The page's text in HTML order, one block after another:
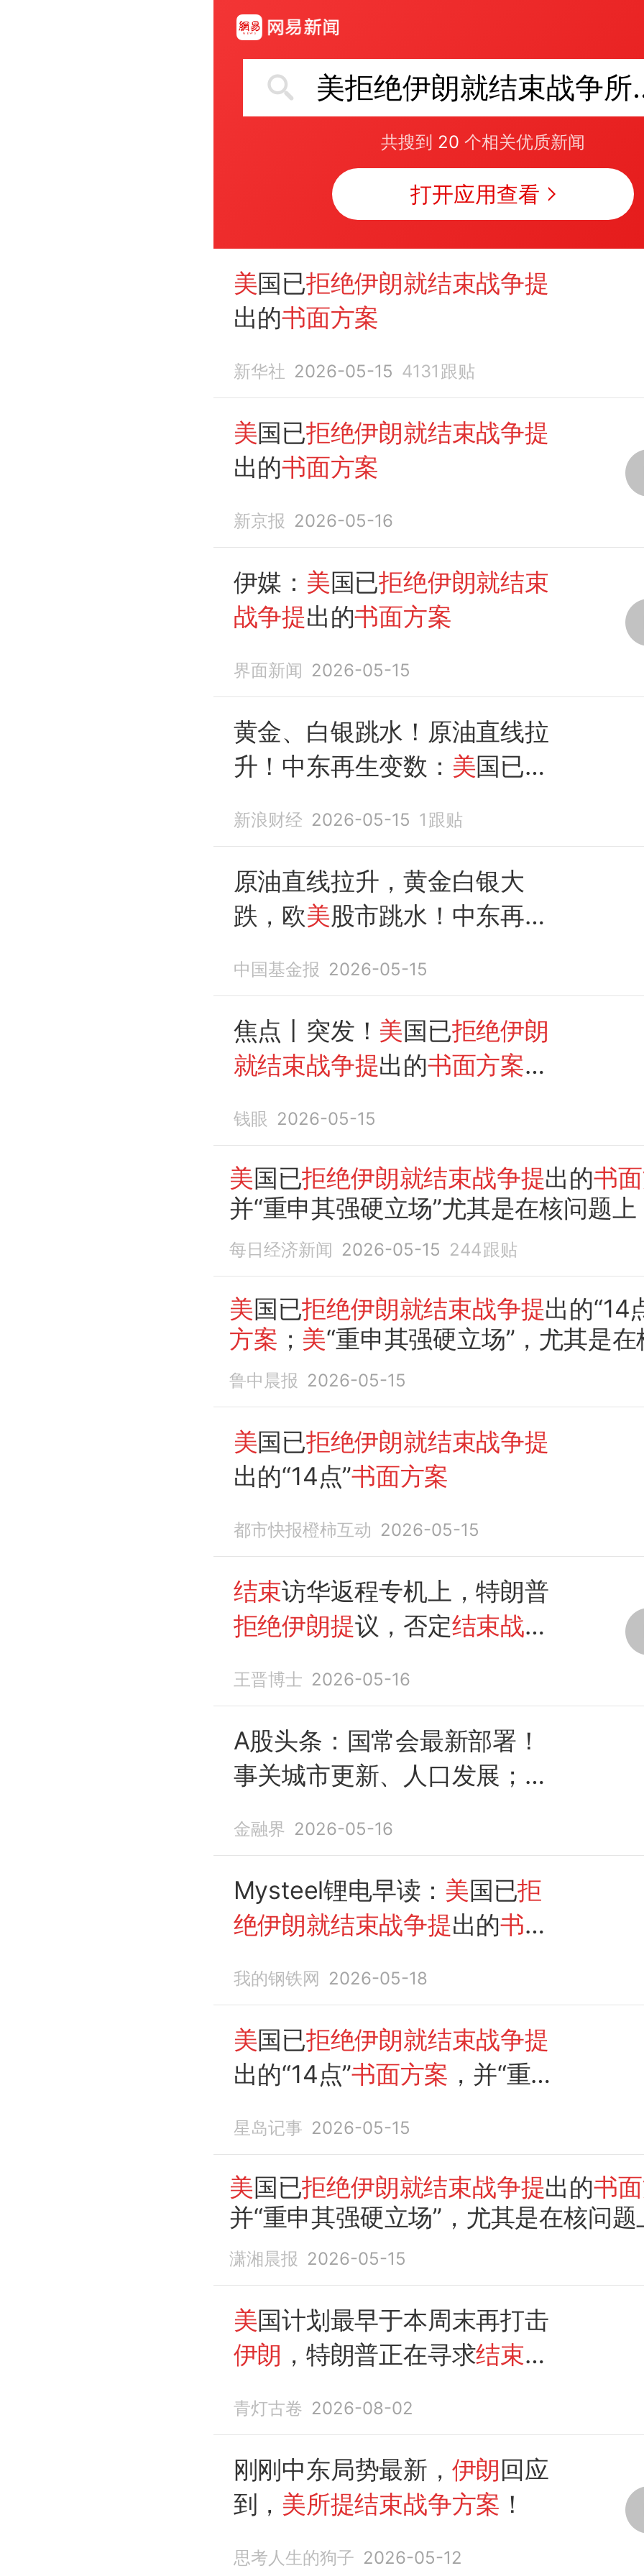
美拒绝伊
共搜到 20 个相关优质新闻
打开应用查看
美国已拒绝伊朗就结束战争提
出的书面方案
新华社 2026-05-15 4131 跟贴
美国已拒绝伊朗就结束战争提
出的书面方案
新京报 2026-05-16
伊媒： 美国已拒绝伊朗就结束
战争提出的书面方案
界面新闻 2026-05-15
黄金、白银跳水！原油直线拉
升！中东再生变数： 美国已拒
方案
新浪财经 2026-05-15 1 跟贴
原油直线拉升，黄金白银大
跌，欧美股市跳水！中东再生
战争提出的书面方案
中国基金报 2026-05-15
焦点丨突发！ 美国已拒绝伊朗
就结束战争提出的书面方案，
钱眼 2026-05-15
美国已拒绝伊朗就结束战争提出的书
并“重申其强硬立场”尤其是在核问题上
白银大跌，原油飙升
每日经济新闻 2026-05-15 244跟贴
美国已拒绝伊朗就结束战争提出的“14
方案 ； 美“重申其强硬立场”，尤其是
鲁中晨报 2026-05-15
美国已拒绝伊朗就结束战争提
出的“14点”书面方案
都市快报橙柿互动 2026-05-15
结束访华返程专机上，特朗普
拒绝伊朗提议，否定结束战争
王晋博士 2026-05-16
A股头条：国常会最新部署！
事关城市更新、人口发展； 美
的书面方案
金融界 2026-05-16
Mysteel锂电早读： 美国已拒
绝伊朗就结束战争提出的书面
极材料工厂 （5月18日）
我的钢铁网 2026-05-18
美国已拒绝伊朗就结束战争提
出的“14点”书面方案 ，并“重申
题上
星岛记事 2026-05-15
美国已拒绝伊朗就结束战争提出的书
并“重申其强硬立场”，尤其是在核问题
潇湘晨报 2026-05-15
美国计划最早于本周末再打击
伊朗 ，特朗普正在寻求结束战
青灯古卷 2026-08-02
刚刚中东局势最新， 伊朗回应
到， 美所提结束战争方案 ！
思考人生的狗子 2026-05-12